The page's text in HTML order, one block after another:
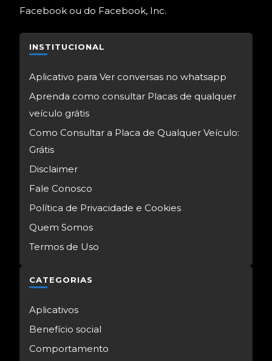
Facebook ou do Facebook, Inc.
INSTITUCIONAL
Aplicativo para Ver conversas no whatsapp
Aprenda como consultar Placas de qualquer
veículo grátis
Como Consultar a Placa de Qualquer Veículo:
Grátis
Disclaimer
Fale Conosco
Política de Privacidade e Cookies
Quem Somos
Termos de Uso
CATEGORIAS
Aplicativos
Benefício social
Comportamento